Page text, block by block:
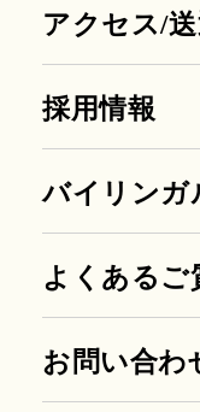
アクセス/
採用情報
バイリンガ
よくあるご
お問い合わ